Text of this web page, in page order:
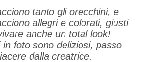
tanto gli orecchini, e
allegri e colorati, giusti
anche un total look!
in foto sono deliziosi, passo
dalla creatrice.